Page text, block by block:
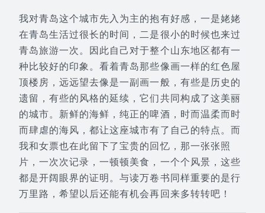
我对青岛这个城市先入为主的抱有好感，一是姥姥
在青岛生活过很长的时间，二是很小的时候也来过
青岛旅游一次。因此自己对于整个山东地区都有一
种比较好的印象。看着青岛那些像画一样的红色屋
顶楼房，远远望去像是一副画一般，有些是历史的
遗留，有些的风格的延续，它们共同构成了这美丽
的城市。新鲜的海鲜，纯正的啤酒，时而温柔而时
而肆虐的海风，都让这座城市有了自己的特点。而
我和女票也在此留下了宝贵的回忆，那一张张照
片，一次次记录，一顿顿美食，一个个风景，这些
都是开阔眼界的证明。与读万卷书同样重要的是行
万里路，希望以后还能有机会再回来多转转吧！